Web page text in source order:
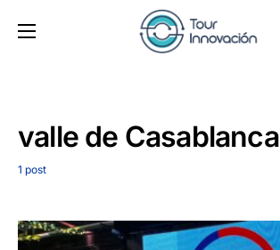
valle de Casablanca
1 post